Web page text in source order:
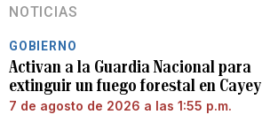
NOTICIAS
GOBIERNO
Activan a la Guardia Nacional para
extinguir un fuego forestal en Cayey
7 de agosto de 2026 a las 1:55 p.m.